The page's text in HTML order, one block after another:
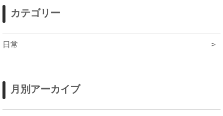
カテゴリー
日常 >
月別アーカイブ